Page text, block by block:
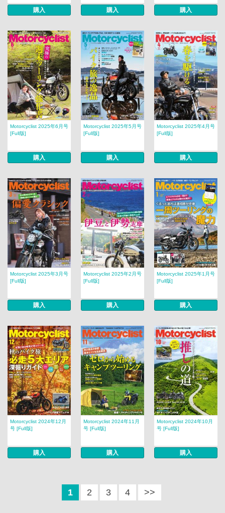
購入 購入 購入
Motorcyclist 2025年6月号
[Full版]
購入
Motorcyclist 2025年5月号
[Full版]
購入
Motorcyclist 2025年4月号
[Full版]
購入
Motorcyclist 2025年3月号
[Full版]
購入
Motorcyclist 2025年2月号
[Full版]
購入
Motorcyclist 2025年1月号
[Full版]
購入
Motorcyclist 2024年12月
号 [Full版]
購入
Motorcyclist 2024年11月
号 [Full版]
購入
Motorcyclist 2024年10月
号 [Full版]
購入
1 2 3 4 >>